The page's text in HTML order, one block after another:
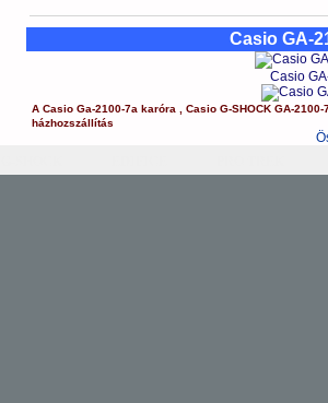
Casio GA-
Casio
ACasio Ga-2100-7a karóra ,Casio G-SHOCK GA-2100-
házhozszállítás